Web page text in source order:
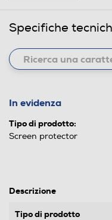
Specifiche
In evidenza
Tipo di prodotto:
Screen protector
Descrizione
Tipo di prodotto